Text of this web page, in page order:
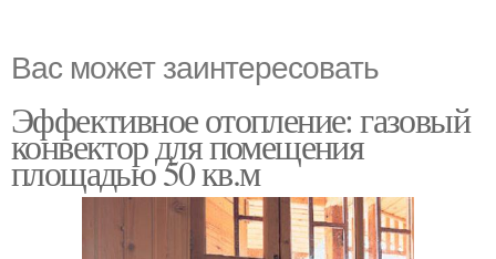
Вас может заинтересовать
Эффективное отопление: газовый
конвектор для помещения
площадью 50 кв.м